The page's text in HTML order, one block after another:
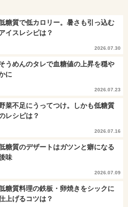
糖質で低カロリー。暑さも引っ込む
イスレシピは？
2026.07.30
うめんのタレで血糖値の上昇を穏や
に
2026.07.23
菜不足にうってつけ。しかも低糖質
レシピは？
2026.07.16
糖質のデザートはガツンと癖になる
味
2026.07.09
糖質料理の鉄板・卵焼きをシックに
上げるコツは？